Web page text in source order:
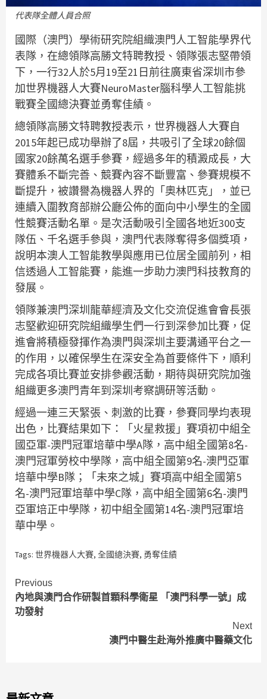
代表隊全體人員合照
國際（澳門）學術研究院組織澳門人工智能學界代
表隊，在總領隊高勝文特聘教授、領隊張志堅帶領
下，一行32人於5月19至21日前往廣東省深圳市參
加世界機器人大賽NeuroMaster腦科學人工智能挑
戰賽全國總決賽並勇奪佳績。
總領隊高勝文特聘教授表示，世界機器人大賽自
2015年起已成功舉辦了8屆，共吸引了全球20餘個
國家20餘萬名選手參賽，經過多年的積澱成長，大
賽體系不斷完善、競賽內容不斷豐富、參賽規模不
斷提升，被讚譽為機器人界的「奧林匹克」，並已
連續入圍教育部辦公廳公佈的面向中小學生的全國
性競賽活動名單。是次活動吸引全國各地近300支
隊伍、千名選手參與，澳門代表隊奪得多個獎項，
說明本澳人工智能教學與應用已位居全國前列，相
信透過人工智能賽，能進一步助力澳門科技教育的
發展。
領隊兼澳門深圳龍華經濟及文化交流促進會會長張
志堅歡迎研究院組織學生們一行到深參加比賽，促
進會將積極發揮作為澳門與深圳主要溝通平台之一
的作用，以確保學生在深安全為首要條件下，順利
完成各項比賽並安排參觀活動，期待與研究院加強
組織更多澳門青年到深圳考察調研等活動。
經過一連三天緊張、刺激的比賽，參賽同學均表現
出色，比賽結果如下：「火星救援」賽項初中組全
國亞軍-澳門冠軍培華中學A隊，高中組全國第8名-
澳門冠軍勞校中學隊，高中組全國第9名-澳門亞軍
培華中學B隊；「未來之城」賽項高中組全國第5
名-澳門冠軍培華中學C隊，高中組全國第6名-澳門
亞軍培正中學隊，初中組全國第14名-澳門冠軍培
華中學。
Tags: 世界機器人大賽, 全國總決賽, 勇奪佳績
Continue
Reading
Previous
內地與澳門合作研製首顆科學衛星 「澳門科學一號」成
功發射
Next
澳門中醫生赴海外推廣中醫藥文化